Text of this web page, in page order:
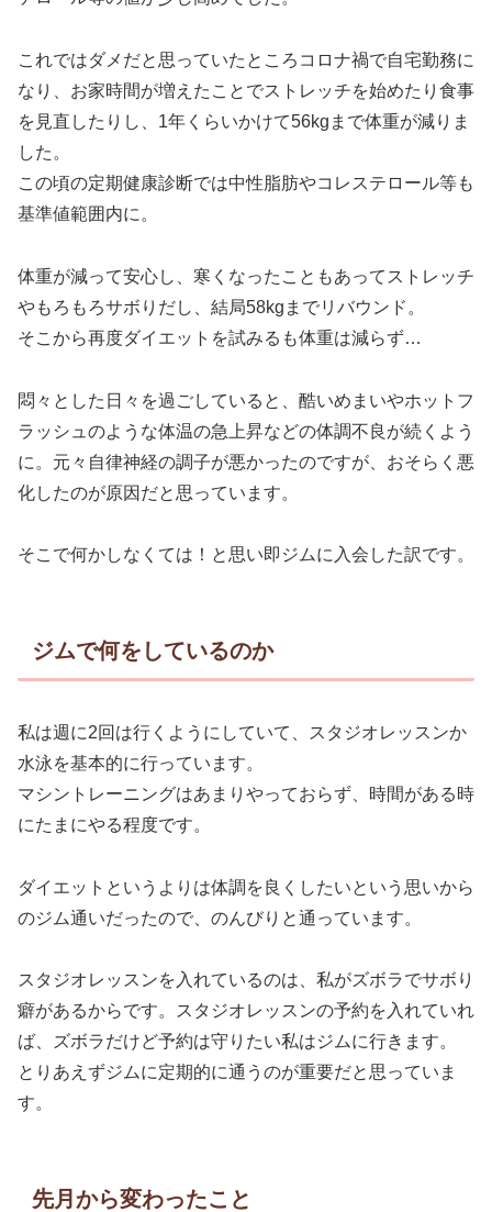
これではダメだと思っていたところコロナ禍で自宅勤務に
なり、お家時間が増えたことでストレッチを始めたり食事
を見直したりし、1年くらいかけて56kgまで体重が減りま
した。
この頃の定期健康診断では中性脂肪やコレステロール等も
基準値範囲内に。
体重が減って安心し、寒くなったこともあってストレッチ
やもろもろサボりだし、結局58kgまでリバウンド。
そこから再度ダイエットを試みるも体重は減らず…
悶々とした日々を過ごしていると、酷いめまいやホットフ
ラッシュのような体温の急上昇などの体調不良が続くよう
に。元々自律神経の調子が悪かったのですが、おそらく悪
化したのが原因だと思っています。
そこで何かしなくては！と思い即ジムに入会した訳です。
ジムで何をしているのか
私は週に2回は行くようにしていて、スタジオレッスンか
水泳を基本的に行っています。
マシントレーニングはあまりやっておらず、時間がある時
にたまにやる程度です。
ダイエットというよりは体調を良くしたいという思いから
のジム通いだったので、のんびりと通っています。
スタジオレッスンを入れているのは、私がズボラでサボり
癖があるからです。スタジオレッスンの予約を入れていれ
ば、ズボラだけど予約は守りたい私はジムに行きます。
とりあえずジムに定期的に通うのが重要だと思っていま
す。
先月から変わったこと